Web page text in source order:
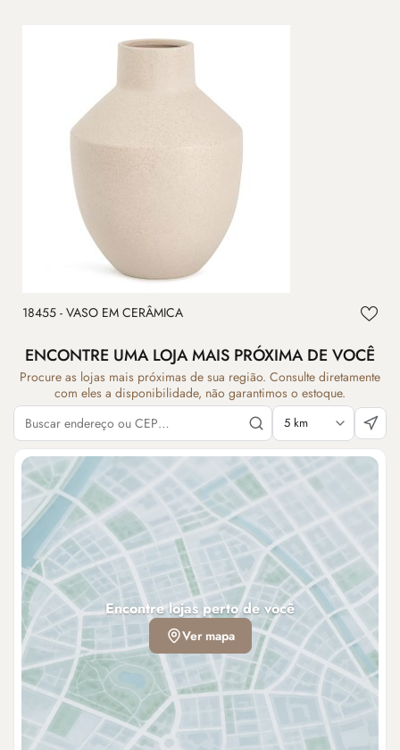
18455 - VASO EM CERÂMICA
ENCONTRE UMA LOJA MAIS PRÓXIMA DE VOCÊ
Procure as lojas mais próximas de sua região. Consulte diretamente
com eles a disponibilidade, não garantimos o estoque.
Encontre lojas perto de você
Ver mapa